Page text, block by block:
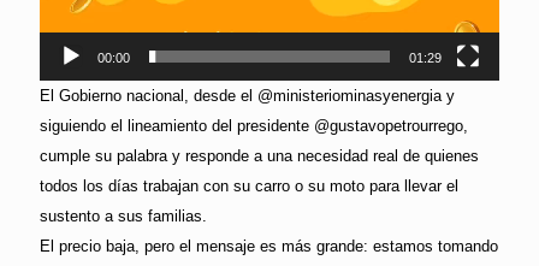
00:00 01:29
El Gobierno nacional, desde el @ministeriominasyenergia y
siguiendo el lineamiento del presidente @gustavopetrourrego,
cumple su palabra y responde a una necesidad real de quienes
todos los días trabajan con su carro o su moto para llevar el
sustento a sus familias.
El precio baja, pero el mensaje es más grande: estamos tomando